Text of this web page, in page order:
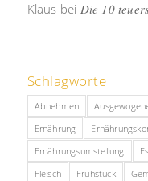
Klaus bei Die 10
Schlagworte
Abnehmen
Ernährung
Ernährungsumstellung
Fleisch
Frühstück